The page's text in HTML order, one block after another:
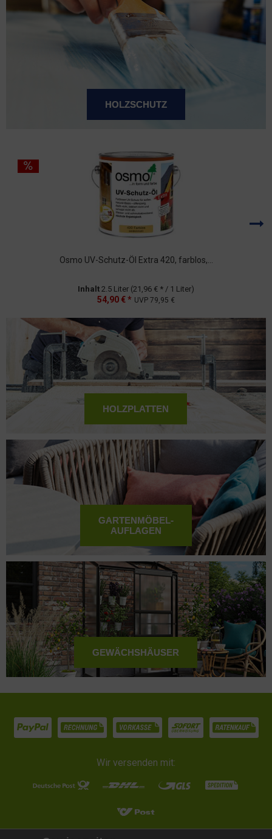
HOLZSCHUTZ
Osmo UV-Schutz-Öl Extra 420, farblos,...
Inhalt 2.5 Liter (21,96 € * / 1 Liter)
54,90 € * UVP 79,95 €
HOLZPLATTEN
GARTENMÖBEL-
AUFLAGEN
GEWÄCHSHÄUSER
Wir versenden mit: